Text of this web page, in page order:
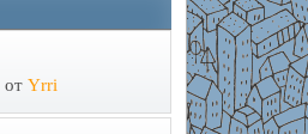
от Yrri